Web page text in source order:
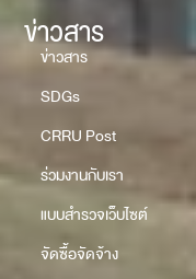
ข่าวสาร
ข่าวสาร
SDGs
CRRU Post
ร่วมงานกับเรา
แบบสำรวจเว็บไซต์
จัดซื้อจัดจ้าง